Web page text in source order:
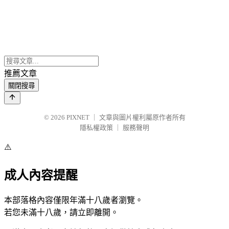
推薦文章
關閉搜尋
© 2026 PIXNET
文章與圖片權利屬原作者所有
隱私權政策
服務聲明
⚠️
成人內容提醒
本部落格內容僅限年滿十八歲者瀏覽。
若您未滿十八歲，請立即離開。